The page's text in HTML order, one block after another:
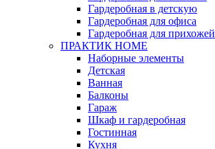
Гардеробная в детскую
Гардеробная для офиса
Гардеробная для прихожей
ПРАКТИК HOME
Наборные элементы
Детская
Ванная
Балконы
Гараж
Шкаф и гардеробная
Гостинная
Кухня